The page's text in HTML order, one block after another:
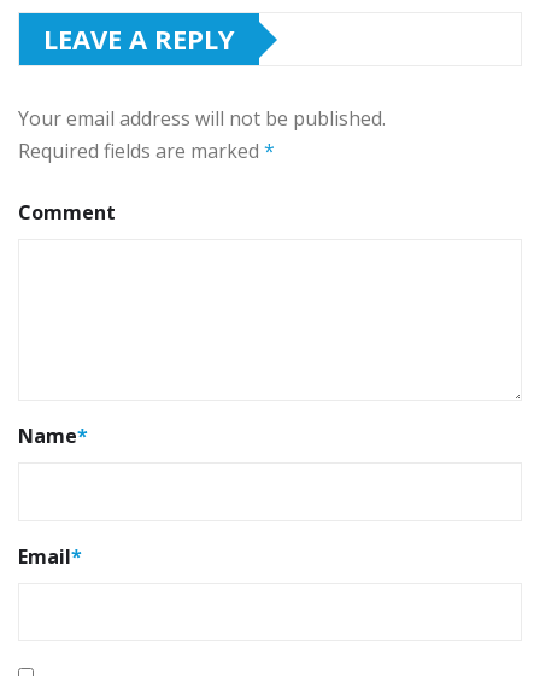
LEAVE A REPLY
Your email address will not be published.
Required fields are marked *
Comment
Name*
Email*